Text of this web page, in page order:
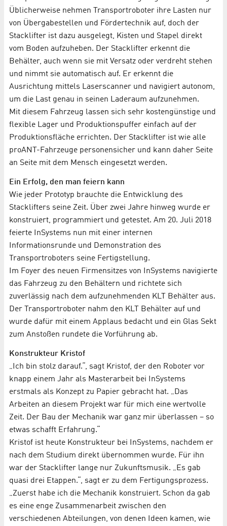
Üblicherweise nehmen Transportroboter ihre Lasten nur
von Übergabestellen und Fördertechnik auf, doch der
Stacklifter ist dazu ausgelegt, Kisten und Stapel direkt
vom Boden aufzuheben. Der Stacklifter erkennt die
Behälter, auch wenn sie mit Versatz oder verdreht stehen
und nimmt sie automatisch auf. Er erkennt die
Ausrichtung mittels Laserscanner und navigiert autonom,
um die Last genau in seinen Laderaum aufzunehmen.
Mit diesem Fahrzeug lassen sich sehr kostengünstige und
flexible Lager und Produktionspuffer einfach auf der
Produktionsfläche errichten. Der Stacklifter ist wie alle
proANT-Fahrzeuge personensicher und kann daher Seite
an Seite mit dem Mensch eingesetzt werden.
Ein Erfolg, den man feiern kann
Wie jeder Prototyp brauchte die Entwicklung des
Stacklifters seine Zeit. Über zwei Jahre hinweg wurde er
konstruiert, programmiert und getestet. Am 20. Juli 2018
feierte InSystems nun mit einer internen
Informationsrunde und Demonstration des
Transportroboters seine Fertigstellung.
Im Foyer des neuen Firmensitzes von InSystems navigierte
das Fahrzeug zu den Behältern und richtete sich
zuverlässig nach dem aufzunehmenden KLT Behälter aus.
Der Transportroboter nahm den KLT Behälter auf und
wurde dafür mit einem Applaus bedacht und ein Glas Sekt
zum Anstoßen rundete die Vorführung ab.
Konstrukteur Kristof
„Ich bin stolz darauf.“, sagt Kristof, der den Roboter vor
knapp einem Jahr als Masterarbeit bei InSystems
erstmals als Konzept zu Papier gebracht hat. „Das
Arbeiten an diesem Projekt war für mich eine wertvolle
Zeit. Der Bau der Mechanik war ganz mir überlassen – so
etwas schafft Erfahrung.“
Kristof ist heute Konstrukteur bei InSystems, nachdem er
nach dem Studium direkt übernommen wurde. Für ihn
war der Stacklifter lange nur Zukunftsmusik. „Es gab
quasi drei Etappen.“, sagt er zu dem Fertigungsprozess.
„Zuerst habe ich die Mechanik konstruiert. Schon da gab
es eine enge Zusammenarbeit zwischen den
verschiedenen Abteilungen, von denen Ideen kamen, wie